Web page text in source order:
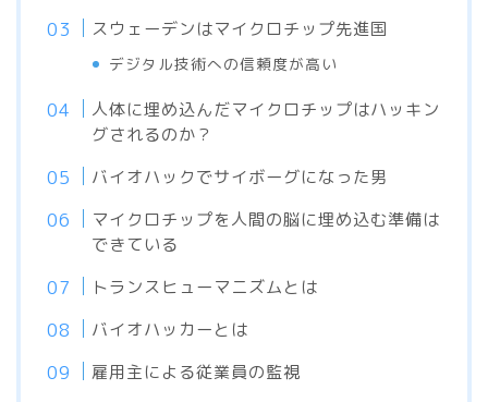
スウェーデンはマイクロチップ先進国
デジタル技術への信頼度が高い
人体に埋め込んだマイクロチップはハッキン
グされるのか？
バイオハックでサイボーグになった男
マイクロチップを人間の脳に埋め込む準備は
できている
トランスヒューマニズムとは
バイオハッカーとは
雇用主による従業員の監視